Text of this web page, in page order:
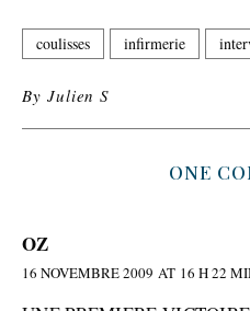
coulisses infirmerie
ByJulien S
ONE
OZ
16 NOVEMBRE 2009 AT 16 H 22